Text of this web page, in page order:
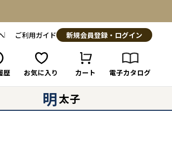
ご利用ガイド 新規会員登録・ログイン
歴 お気に入り カート 電子カタログ
明太子